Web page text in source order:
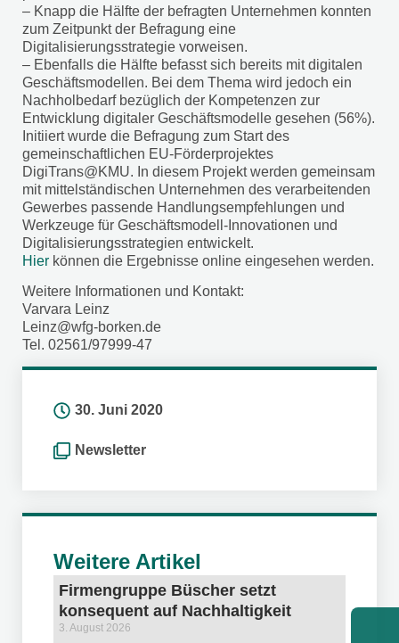
– Knapp die Hälfte der befragten Unternehmen konnten
zum Zeitpunkt der Befragung eine
Digitalisierungsstrategie vorweisen.
– Ebenfalls die Hälfte befasst sich bereits mit digitalen
Geschäftsmodellen. Bei dem Thema wird jedoch ein
Nachholbedarf bezüglich der Kompetenzen zur
Entwicklung digitaler Geschäftsmodelle gesehen (56%).
Initiiert wurde die Befragung zum Start des
gemeinschaftlichen EU-Förderprojektes
DigiTrans@KMU. In diesem Projekt werden gemeinsam
mit mittelständischen Unternehmen des verarbeitenden
Gewerbes passende Handlungsempfehlungen und
Werkzeuge für Geschäftsmodell-Innovationen und
Digitalisierungsstrategien entwickelt.
Hier können die Ergebnisse online eingesehen werden.
Weitere Informationen und Kontakt:
Varvara Leinz
Leinz@wfg-borken.de
Tel. 02561/97999-47
30. Juni 2020
Newsletter
Weitere Artikel
Firmengruppe Büscher setzt
konsequent auf Nachhaltigkeit
3. August 2026